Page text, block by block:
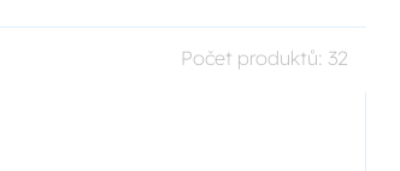
Počet produktů: 32